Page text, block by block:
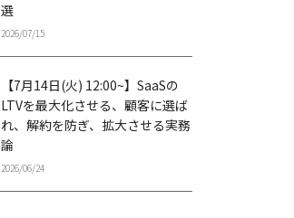
選
2026/07/15
【7月14日(火) 12:00~】SaaSの
LTVを最大化させる、顧客に選ば
れ、解約を防ぎ、拡大させる実務
論
2026/06/24